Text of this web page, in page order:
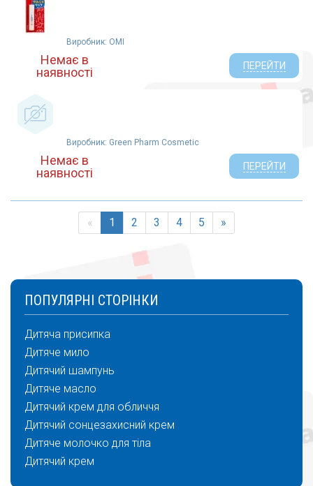
Виробник: OMI
Немає в
наявності
ПЕРЕЙТИ
Виробник: Green Pharm Cosmetic
Немає в
наявності
ПЕРЕЙТИ
« 1 2 3 4 5 »
ПОПУЛЯРНІ СТОРІНКИ
Дитяча присипка
Дитяче мило
Дитячий шампунь
Дитяче масло
Дитячий крем для обличчя
Дитячий сонцезахисний крем
Дитяче молочко для тіла
Дитячий крем